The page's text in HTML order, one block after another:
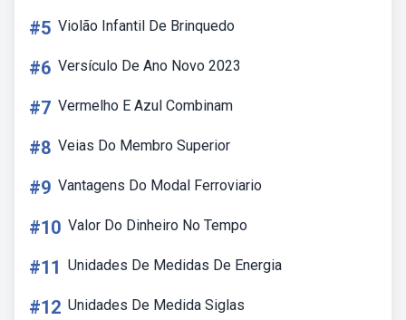
#5 Violão Infantil De Brinquedo
#6 Versículo De Ano Novo 2023
#7 Vermelho E Azul Combinam
#8 Veias Do Membro Superior
#9 Vantagens Do Modal Ferroviario
#10 Valor Do Dinheiro No Tempo
#11 Unidades De Medidas De Energia
#12 Unidades De Medida Siglas